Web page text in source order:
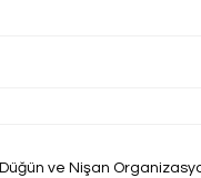
Düğün ve Nişan